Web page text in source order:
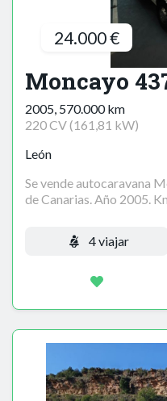
24.000 €
Moncayo
2005, 570.000 km
220 CV (161,81 kW)
León
Se vende autocaravana
de Canarias. Año 2005.
4 viajar